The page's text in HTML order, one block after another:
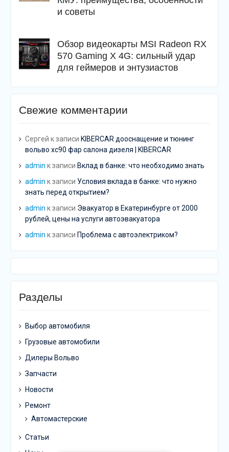
и советы
Обзор видеокарты MSI Radeon RX
570 Gaming X 4G: сильный удар
для геймеров и энтузиастов
Свежие комментарии
Сергей к записи KIBERCAR дооснащение и тюнинг
вольво хс90 фар салона дизеля | KIBERCAR
admin к записи Вклад в банке: что необходимо знать
admin к записи Условия вклада в банке: что нужно
знать перед открытием?
admin к записи Эвакуатор в Екатеринбурге от 2000
рублей, цены на услуги автоэвакуатора
admin к записи Проблема с автоэлектриком?
Разделы
Выбор автомобиля
Грузовые автомобили
Дилеры Вольво
Запчасти
Новости
Ремонт
Автомастерские
Статьи